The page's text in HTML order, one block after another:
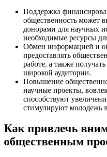
Поддержка
общественность может
донорами для научных
необходимые ресурсы
Обмен информацией и
предоставлять
работе, а также
широкой аудитории.
Повышение
научные проекты,
способствуют
стимулируют молодежь
Как привлечь
общественным